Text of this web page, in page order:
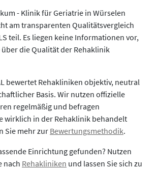
- Klinik für Geriatrie in Würselen
am transparenten Qualitätsvergleich
teil. Es liegen keine Informationen vor,
über die Qualität der Rehaklinik
bewertet Rehakliniken objektiv, neutral
Basis. Wir nutzen offizielle
regelmäßig und befragen
wirklich in der Rehaklinik behandelt
Sie mehr zurBewertungsmethodik.
Einrichtung gefunden? Nutzen
nach Rehakliniken und lassen Sie sich zu